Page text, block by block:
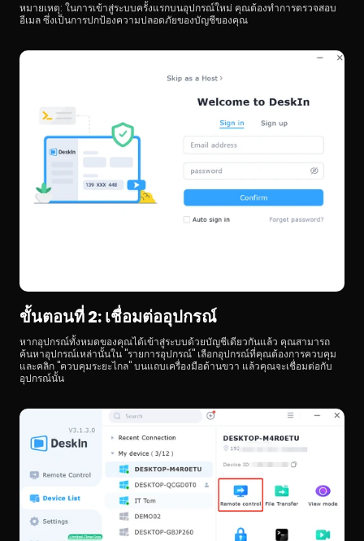
หมายเหตุ: ในการเข้าสู่ระบบครั้งแรกบนอุปกรณ์ใหม่ คุณต้องทำการตรวจสอบ
อีเมล ซึ่งเป็นการปกป้องความปลอดภัยของบัญชีของคุณ
ขั้นตอนที่ 2: เชื่อมต่ออุปกรณ์
หากอุปกรณ์ทั้งหมดของคุณได้เข้าสู่ระบบด้วยบัญชีเดียวกันแล้ว คุณสามารถ
ค้นหาอุปกรณ์เหล่านั้นใน "รายการอุปกรณ์" เลือกอุปกรณ์ที่คุณต้องการควบคุม
และคลิก "ควบคุมระยะไกล" บนแถบเครื่องมือด้านขวา แล้วคุณจะเชื่อมต่อกับ
อุปกรณ์นั้น